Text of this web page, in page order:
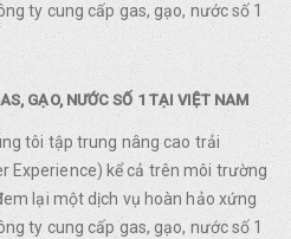
ty cung cấp gas, gạo, nước số 1
GẠO, NƯỚC SỐ 1 TẠI VIỆT NAM
tôi tập trung nâng cao trải
Experience) kể cả trên môi trường
lại một dịch vụ hoàn hảo xứng
ty cung cấp gas, gạo, nước số 1